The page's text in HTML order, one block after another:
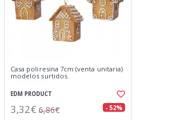
Casa poliresina 7cm (venta unitaria)
modelos surtidos.
EDM PRODUCT
3,32€ 6,86€ - 52%